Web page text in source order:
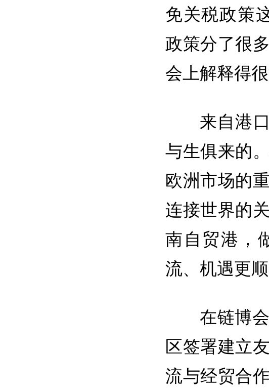
免关税政策
政策分了很
会上解释得
来自港
与生俱来的
欧洲市场的
连接世界的
南自贸港，
流、机遇更顺
在链博
区签署建立
流与经贸合